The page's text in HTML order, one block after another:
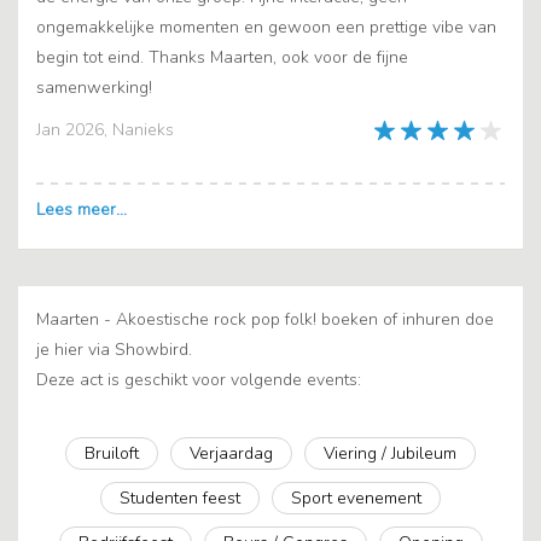
Jan 2026, Nanieks
ongemakkelijke momenten en gewoon een prettige vibe van
begin tot eind. Thanks Maarten, ook voor de fijne
samenwerking!
Maarten - Akoestische rock pop folk! boeken of inhuren doe
je hier via Showbird.
Deze act is geschikt voor volgende events:
Bruiloft Verjaardag
Viering / Jubileum
Studenten feest
Sport evenement